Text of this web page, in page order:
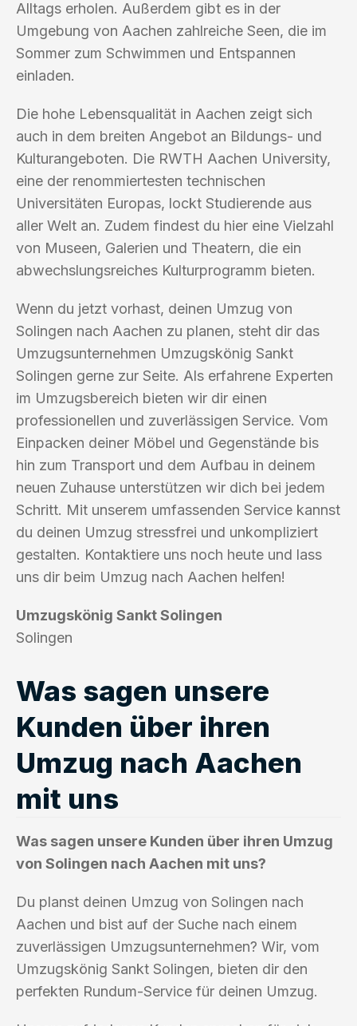
Alltags erholen. Außerdem gibt es in der
Umgebung von Aachen zahlreiche Seen, die im
Sommer zum Schwimmen und Entspannen
einladen.
Die hohe Lebensqualität in Aachen zeigt sich
auch in dem breiten Angebot an Bildungs- und
Kulturangeboten. Die RWTH Aachen University,
eine der renommiertesten technischen
Universitäten Europas, lockt Studierende aus
aller Welt an. Zudem findest du hier eine Vielzahl
von Museen, Galerien und Theatern, die ein
abwechslungsreiches Kulturprogramm bieten.
Wenn du jetzt vorhast, deinen Umzug von
Solingen nach Aachen zu planen, steht dir das
Umzugsunternehmen Umzugskönig Sankt
Solingen gerne zur Seite. Als erfahrene Experten
im Umzugsbereich bieten wir dir einen
professionellen und zuverlässigen Service. Vom
Einpacken deiner Möbel und Gegenstände bis
hin zum Transport und dem Aufbau in deinem
neuen Zuhause unterstützen wir dich bei jedem
Schritt. Mit unserem umfassenden Service kannst
du deinen Umzug stressfrei und unkompliziert
gestalten. Kontaktiere uns noch heute und lass
uns dir beim Umzug nach Aachen helfen!
Umzugskönig Sankt Solingen
Solingen
Was sagen unsere
Kunden über ihren
Umzug nach Aachen
mit uns
Was sagen unsere Kunden über ihren Umzug
von Solingen nach Aachen mit uns?
Du planst deinen Umzug von Solingen nach
Aachen und bist auf der Suche nach einem
zuverlässigen Umzugsunternehmen? Wir, vom
Umzugskönig Sankt Solingen, bieten dir den
perfekten Rundum-Service für deinen Umzug.